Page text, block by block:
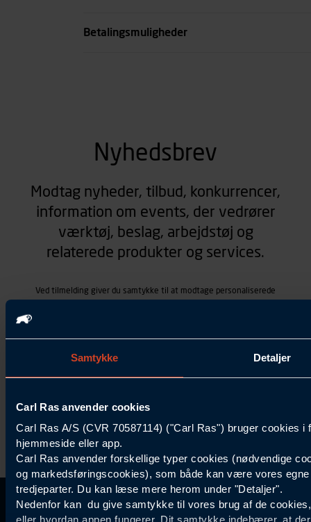
Samtykke Detaljer
Carl Ras anvender cookies
Carl Ras A/S (CVR 70587114) ("Carl Ras") bruger cookies
hjemmeside eller app.
Carl Ras anvender forskellige typer cookies (nødvendige
og markedsføringscookies), som både kan være vores
tredjeparter. Du kan læse mere herom under "Detaljer".
Nedenfor kan du give samtykke til vores brug af de
eller hvordan appen fungerer. Dit samtykke indebærer, at
Betalingsmuligheder
Nyhedsbrev
Modtag nyheder, tilbud, konkurrencer,
information om events, der vedrører
værktøj, beslag, arbejdstøj og
relaterede produkter og services.
Ved tilmelding giver du samtykke til at modtage personaliserede
kontaktoplysninger, produkter, du viser interesse for hos Carl Ras
(besøgs- og søgehistorik), samt dine tidligere køb (købshistorik).
Samtykket betyder også, at Carl Ras A/S som dataansvarlig kan
behandle ovennævnte personoplysninger. Du kan trække dit
henvendelse. Læs mere om behandlingen af personoplysninger i
Kontakt Kundeservice Information
Carl Ras Gruppen
Kundefordele
Bliv kontokunde
Inspiration
Specialisten